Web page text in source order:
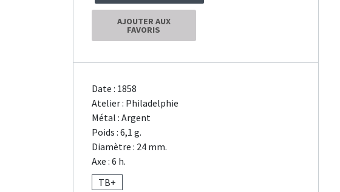
AJOUTER AUX
FAVORIS
Date : 1858
Atelier : Philadelphie
Métal : Argent
Poids : 6,1 g.
Diamètre : 24 mm.
Axe : 6 h.
TB+